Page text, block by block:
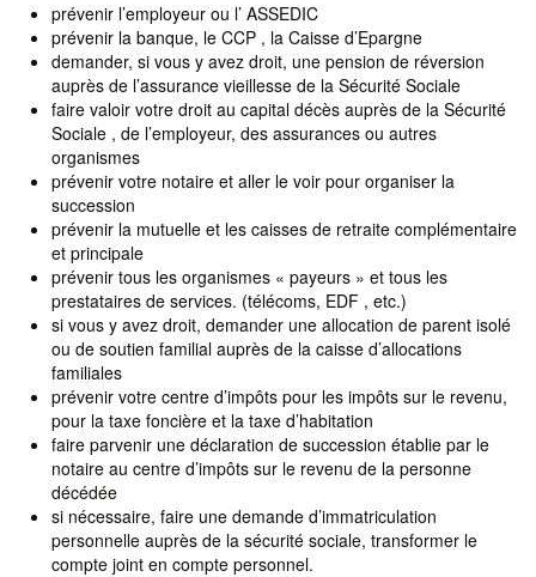
prévenir l’employeur ou l’ ASSEDIC
prévenir la banque, le CCP , la Caisse d’Epargne
demander, si vous y avez droit, une pension de réversion
auprès de l’assurance vieillesse de la Sécurité Sociale
faire valoir votre droit au capital décès auprès de la Sécurité
Sociale , de l’employeur, des assurances ou autres
organismes
prévenir votre notaire et aller le voir pour organiser la
succession
prévenir la mutuelle et les caisses de retraite complémentaire
et principale
prévenir tous les organismes « payeurs » et tous les
prestataires de services. (télécoms, EDF , etc.)
si vous y avez droit, demander une allocation de parent isolé
ou de soutien familial auprès de la caisse d’allocations
familiales
prévenir votre centre d’impôts pour les impôts sur le revenu,
pour la taxe foncière et la taxe d’habitation
faire parvenir une déclaration de succession établie par le
notaire au centre d’impôts sur le revenu de la personne
décédée
si nécessaire, faire une demande d’immatriculation
personnelle auprès de la sécurité sociale, transformer le
compte joint en compte personnel.